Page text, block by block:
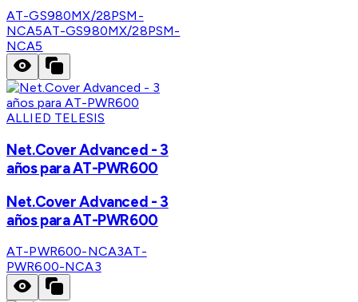
AT-GS980MX/28PSM-
NCA5AT-GS980MX/28PSM-
NCA5
ALLIED TELESIS
Net.Cover Advanced - 3
años para AT-PWR600
Net.Cover Advanced - 3
años para AT-PWR600
AT-PWR600-NCA3AT-
PWR600-NCA3